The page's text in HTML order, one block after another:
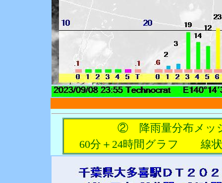
② 降雨量分布メッ
60分＋24時間グラフ 線状